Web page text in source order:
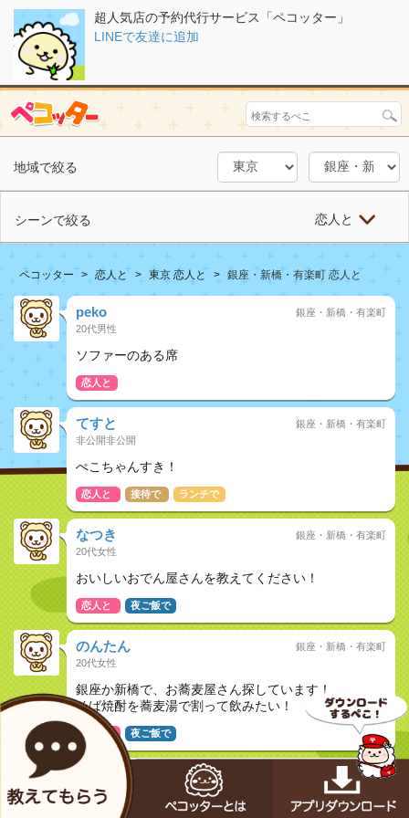
超人気店の予約代行サービス「ペコッター」
LINEで友達に追加
地域で絞る
シーンで絞る 恋人と
ペコッター 恋人と 東京 恋人と 銀座・新橋・有楽町 恋人と
peko
20代男性
銀座・新橋・有楽町
ソファーのある席
恋人と
てすと
非公開非公開
銀座・新橋・有楽町
ぺこちゃんすき！
恋人と 接待で ランチで
なつき
20代女性
銀座・新橋・有楽町
おいしいおでん屋さんを教えてください！
恋人と 夜ご飯で
のんたん
20代女性
銀座・新橋・有楽町
銀座か新橋で、お蕎麦屋さん探しています！
そば焼酎を蕎麦湯で割って飲みたい！
恋人と 夜ご飯で
20代女性
銀座・新橋・有楽町